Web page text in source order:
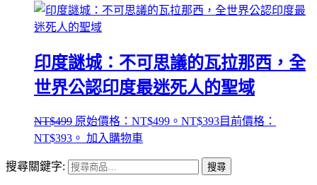
印度謎城：不可思議的瓦拉那西，全
世界公認印度最迷死人的聖域
NT$499 原始價格：NT$499。 NT$393目前價格：
NT$393。 加入購物車
搜尋關鍵字: 搜尋